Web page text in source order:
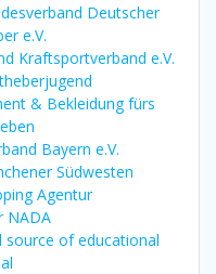
Deutscher
e.V.
Kraftsportverband e.V.
& Bekleidung fürs
Bayern e.V.
Südwesten
Agentur
NADA
source of educational